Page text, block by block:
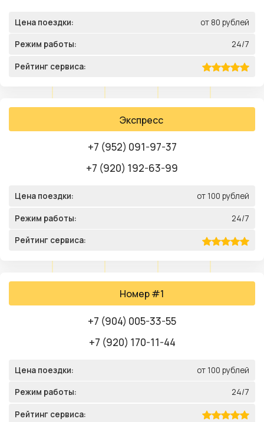
Цена поездки: от 80 рублей
Режим работы: 24/7
Рейтинг сервиса:
Экспресс
+7 (952) 091-97-37
+7 (920) 192-63-99
Цена поездки: от 100 рублей
Режим работы: 24/7
Рейтинг сервиса:
Номер #1
+7 (904) 005-33-55
+7 (920) 170-11-44
Цена поездки: от 100 рублей
Режим работы: 24/7
Рейтинг сервиса: